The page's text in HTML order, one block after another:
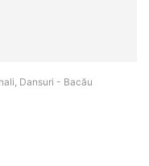
Dansuri - Bacău